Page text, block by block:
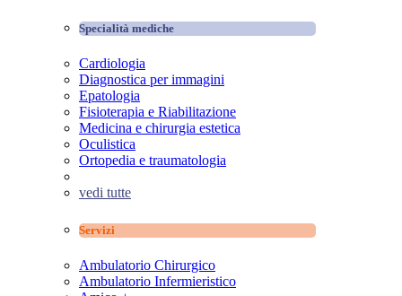
Specialità mediche
Cardiologia
Diagnostica per immagini
Epatologia
Fisioterapia e Riabilitazione
Medicina e chirurgia estetica
Oculistica
Ortopedia e traumatologia
vedi tutte
Servizi
Ambulatorio Chirurgico
Ambulatorio Infermieristico